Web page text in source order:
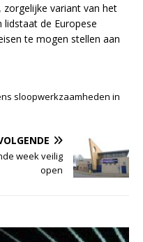
variant van het
lidstaat de Europese
te mogen stellen aan
sloopwerkzaamheden in
week veilig
open